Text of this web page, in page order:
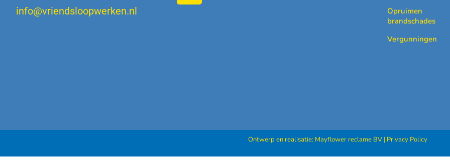
info@vriendsloopwerken.nl
Opruimen
brandschades
Vergunningen
Ontwerp en realisatie: Mayflower reclame BV| Privacy Policy